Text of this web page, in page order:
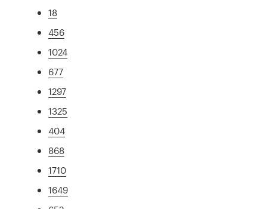
18
456
1024
677
1297
1325
404
868
1710
1649